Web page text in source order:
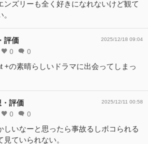
ンズリーも全く好きになれないけど観て
評価
0 0
2025/12/18 09:04
+の素晴らしいドラマに出会ってしまっ
評価
0 0
2025/12/11 00:58
しいなーと思ったら事故るしボコられる
見ていられない。